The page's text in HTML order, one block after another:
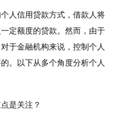
人信用贷款方式，借款人将
定额度的贷款。然而，由于
于金融机构来说，控制个人
。以下从多个角度分析个人
是关注？